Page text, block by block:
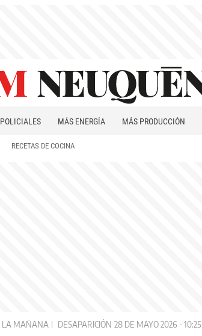
POLICIALES MÁS ENERGÍA MÁS PRODUCCIÓN
RECETAS DE COCINA
LA MAÑANA DESAPARICIÓN 28 DE MAYO 2026 - 10:25